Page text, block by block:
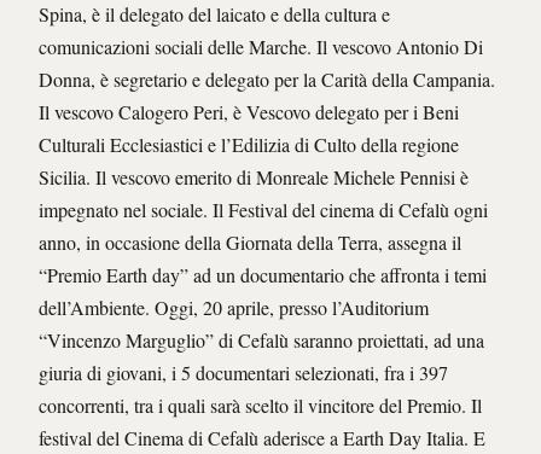
Spina, è il delegato del laicato e della cultura e
comunicazioni sociali delle Marche. Il vescovo Antonio Di
Donna, è segretario e delegato per la Carità della Campania.
Il vescovo Calogero Peri, è Vescovo delegato per i Beni
Culturali Ecclesiastici e l’Edilizia di Culto della regione
Sicilia. Il vescovo emerito di Monreale Michele Pennisi è
impegnato nel sociale. Il Festival del cinema di Cefalù ogni
anno, in occasione della Giornata della Terra, assegna il
“Premio Earth day” ad un documentario che affronta i temi
dell’Ambiente. Oggi, 20 aprile, presso l’Auditorium
“Vincenzo Marguglio” di Cefalù saranno proiettati, ad una
giuria di giovani, i 5 documentari selezionati, fra i 397
concorrenti, tra i quali sarà scelto il vincitore del Premio. Il
festival del Cinema di Cefalù aderisce a Earth Day Italia. E